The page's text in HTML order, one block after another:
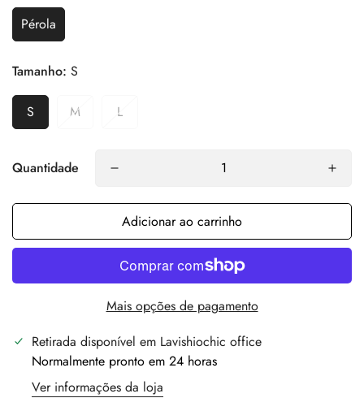
Pérola
Tamanho: S
S M L
Quantidade
Adicionar ao carrinho
Mais opções de pagamento
Retirada disponível em Lavishiochic office
Normalmente pronto em 24 horas
Ver informações da loja